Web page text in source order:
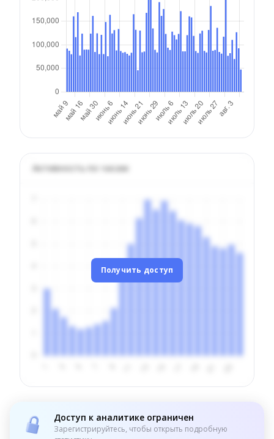
Активность по часам
Получить доступ
Доступ к аналитике ограничен
Зарегистрируйтесь, чтобы открыть подробную